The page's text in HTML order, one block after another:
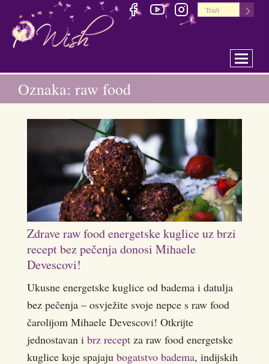
Oznaka: raw food
Zdrave raw food energetske kuglice uz brzi
recept bez pečenja donosi Mihaele
Devescovi!
Ukusne energetske kuglice od badema i datulja
bez pečenja – osvježite svoje nepce s raw food
čarolijom Mihaele Devescovi! Otkrijte
jednostavan i brz recept za raw food energetske
kuglice koje spajaju bogatstvo badema, indijskih